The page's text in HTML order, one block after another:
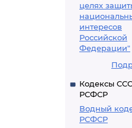
целях
интересов
Российской
Федерации"
Кодексы
РСФСР
Водный
РСФСР